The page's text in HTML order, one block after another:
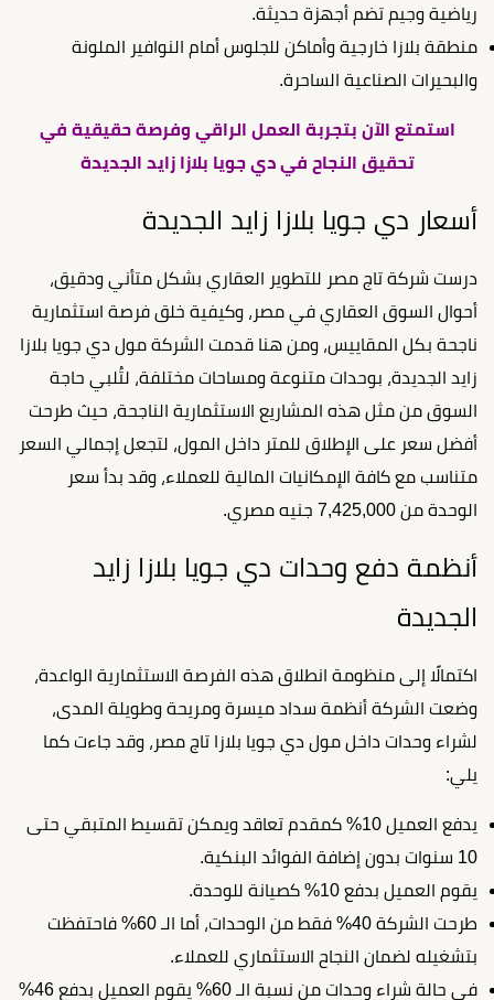
رياضية وجيم تضم أجهزة حديثة.
منطقة بلازا خارجية وأماكن للجلوس أمام النوافير الملونة
والبحيرات الصناعية الساحرة.
استمتع الآن بتجربة العمل الراقي وفرصة حقيقية في
تحقيق النجاح في دي جويا بلازا زايد الجديدة
أسعار دي جويا بلازا زايد الجديدة
درست شركة تاج مصر للتطوير العقاري بشكل متأني ودقيق،
أحوال السوق العقاري في مصر، وكيفية خلق فرصة استثمارية
ناجحة بكل المقاييس، ومن هنا قدمت الشركة مول دي جويا بلازا
زايد الجديدة، بوحدات متنوعة ومساحات مختلفة، لتُلبي حاجة
السوق من مثل هذه المشاريع الاستثمارية الناجحة، حيث طرحت
أفضل سعر على الإطلاق للمتر داخل المول، لتجعل إجمالي السعر
متناسب مع كافة الإمكانيات المالية للعملاء، وقد بدأ سعر
الوحدة من 7,425,000 جنيه مصري.
أنظمة دفع وحدات دي جويا بلازا زايد
الجديدة
اكتمالًا إلى منظومة انطلاق هذه الفرصة الاستثمارية الواعدة،
وضعت الشركة أنظمة سداد ميسرة ومريحة وطويلة المدى،
لشراء وحدات داخل مول دي جويا بلازا تاج مصر، وقد جاءت كما
يلي:
يدفع العميل 10% كمقدم تعاقد ويمكن تقسيط المتبقي حتى
10 سنوات بدون إضافة الفوائد البنكية.
يقوم العميل بدفع 10% كصيانة للوحدة.
طرحت الشركة 40% فقط من الوحدات، أما الـ 60% فاحتفظت
بتشغيله لضمان النجاح الاستثماري للعملاء.
في حالة شراء وحدات من نسبة الـ 60% يقوم العميل بدفع 46%